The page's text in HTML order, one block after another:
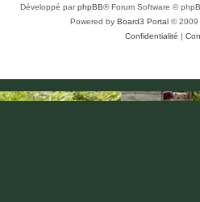
Développé parphpBB® Forum Software ©
Powered by Board3 Portal© 2009
Confidentialité |